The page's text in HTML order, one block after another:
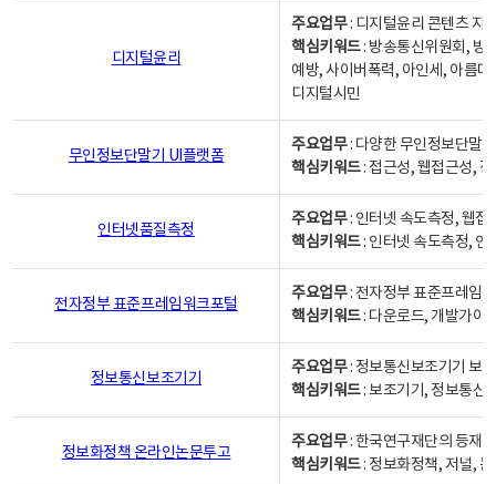
디지털윤리
주요업무: 디지털윤리 콘텐츠 지
핵심키워드: 방송통신위원회, 방
예방, 사이버폭력, 아인세, 아름
디지털시민
무인정보단말기 UI플랫폼
주요업무: 다양한 무인정보단말
핵심키워드: 접근성, 웹접근성,
인터넷품질측정
주요업무: 인터넷 속도측정, 웹접
핵심키워드: 인터넷 속도측정, 인
전자정부 표준프레임워크포털
주요업무: 전자정부 표준프레임
핵심키워드: 다운로드, 개발가이
정보통신보조기기
주요업무: 정보통신보조기기 보
핵심키워드: 보조기기, 정보통신
정보화정책 온라인논문투고
주요업무: 한국연구재단의 등재
핵심키워드: 정보화정책, 저널,